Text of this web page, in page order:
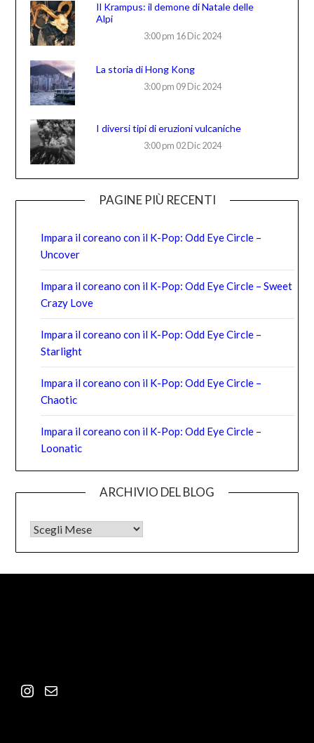
Il Krampus: il demone di Natale delle
Alpi
3:00 pm 16 Dic 2024
La storia di Hong Kong
3:00 pm 09 Dic 2024
I diversi tipi di eruzioni vulcaniche
3:00 pm 02 Dic 2024
PAGINE PIÙ RECENTI
Impara il coreano con il K-Pop: Odd Eye Circle –
Uncover
Impara il coreano con il K-Pop: Odd Eye Circle – Sweet
Crazy Love
Impara il coreano con il K-Pop: Odd Eye Circle –
Starlight
Impara il coreano con il K-Pop: Odd Eye Circle –
Chaotic
Impara il coreano con il K-Pop: Odd Eye Circle –
Loonatic
ARCHIVIO DEL BLOG